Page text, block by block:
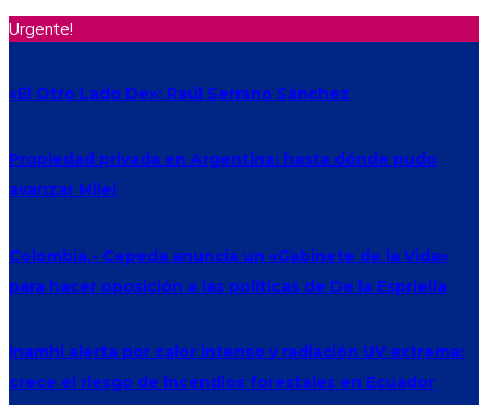
Urgente!
«El Otro Lado De»: Raúl Serrano Sánchez
Propiedad privada en Argentina: hasta dónde pudo
avanzar Milei
Colombia.- Cepeda anuncia un «Gabinete de la Vida»
para hacer oposición a las políticas de De la Espriella
Inamhi alerta por calor intenso y radiación UV extrema:
crece el riesgo de incendios forestales en Ecuador